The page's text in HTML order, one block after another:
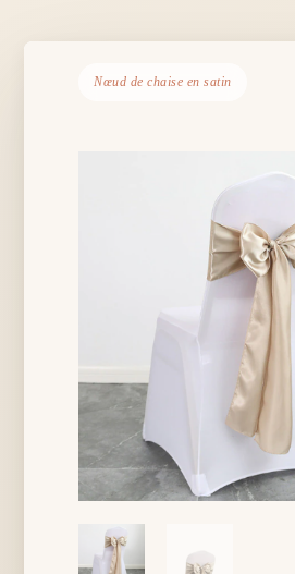
Nœud de chaise en satin